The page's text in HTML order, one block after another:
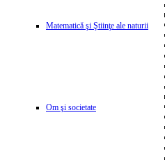
Matematică şi Ştiinţe ale naturii
Om şi societate